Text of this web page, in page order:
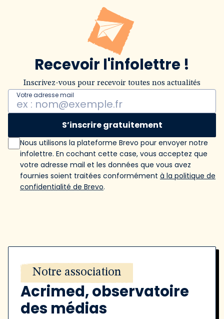
Recevoir l'infolettre !
Inscrivez-vous pour recevoir toutes nos actualités
Votre adresse mail
S’inscrire gratuitement
Nous utilisons la plateforme Brevo pour envoyer notre
infolettre. En cochant cette case, vous acceptez que
votre adresse mail et les données que vous avez
fournies soient traitées conformément à la politique de
confidentialité de Brevo.
Notre association
Acrimed, observatoire
des médias